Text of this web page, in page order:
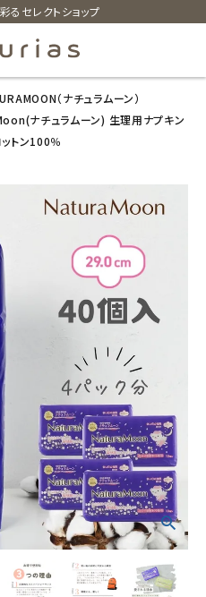
るセレクトショップ
search
（ナチュラムーン）
ナチュラムーン) 生理用ナプキン
トン100％